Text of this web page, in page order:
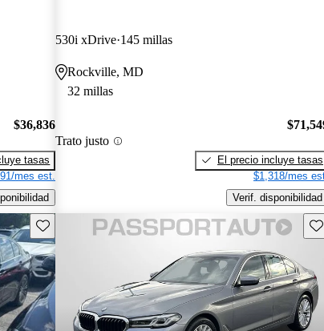
$36,836
tasas
mes est.
530i xDrive 145 millas
Rockville, MD
32 millas
Trato justo
El precio incluye tasas
$1,318/mes
Verif. disponibilidad
Guarda este Aviso